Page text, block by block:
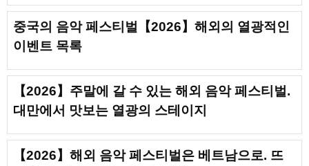
중국의 음악 페스티벌【2026】해외의 열광적인
이벤트 목록
【2026】주말에 갈 수 있는 해외 음악 페스티벌.
대만에서 맛보는 열광의 스테이지
【2026】해외 음악 페스티벌은 베트남으로. 뜨